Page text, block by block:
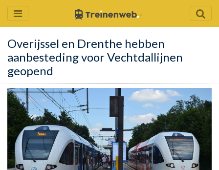
Overijssel en Drenthe hebben
aanbesteding voor Vechtdallijnen
geopend